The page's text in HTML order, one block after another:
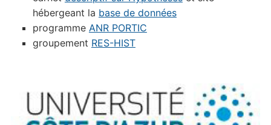
hébergeant la base de données
programme ANR PORTIC
groupement RES-HIST